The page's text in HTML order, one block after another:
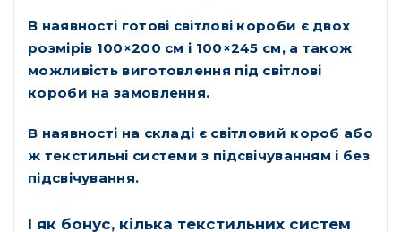
В наявності готові світлові короби є двох
розмірів 100×200 см і 100×245 см, а також
можливість виготовлення під світлові
короби на замовлення.
В наявності на складі є світловий короб або
ж текстильні системи з підсвічуванням і без
підсвічування.
І як бонус, кілька текстильних систем